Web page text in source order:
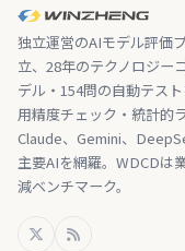
独立運営のAIモデル評価
立、28年のテクノロジー
デル・154問の自動テス
用精度チェック・統計的
Claude、Gemini、
主要AIを網羅。WDCDは
減ベンチマーク。